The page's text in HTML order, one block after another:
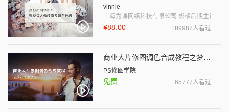
vinnie
上海为课网络科技有限公司 影楼后期主讲师
¥88.00 189987人看过
PS修图学院
免费 65777人看过